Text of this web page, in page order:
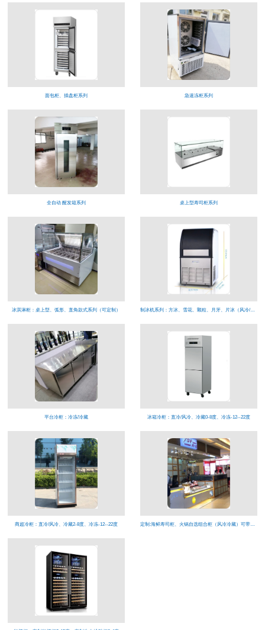
面包柜、插盘柜系列 急速冻柜系列
全自动 醒发箱系列 桌上型寿司柜系列
冰淇淋柜：桌上型、弧形、直角款式系列（可定制） 制冰机系列：方冰、雪花、颗粒、月牙、片冰（风冷/水冷）
平台冷柜：冷冻/冷藏 冰箱冷柜：直冷/风冷、冷藏0-8度、冷冻-12--22度
商超冷柜：直冷/风冷、冷藏2-8度、冷冻-12--22度 定制:海鲜寿司柜、火锅自选组合柜（风冷冷藏）可带喷雾